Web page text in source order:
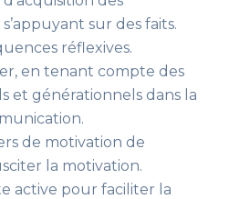
sur des faits.
réflexives.
en tenant compte des
et générationnels dans la
de motivation de
la motivation.
active pour faciliter la